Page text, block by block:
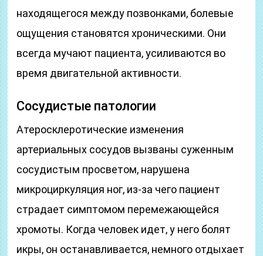
находящегося между позвонками, болевые
ощущения становятся хроническими. Они
всегда мучают пациента, усиливаются во
время двигательной активности.
Сосудистые патологии
Атеросклеротические изменения
артериальных сосудов вызваны суженным
сосудистым просветом, нарушена
микроциркуляция ног, из-за чего пациент
страдает симптомом перемежающейся
хромоты. Когда человек идет, у него болят
икры, он останавливается, немного отдыхает